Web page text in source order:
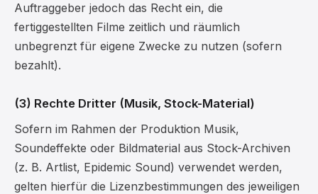
Auftraggeber jedoch das Recht ein, die
fertiggestellten Filme zeitlich und räumlich
unbegrenzt für eigene Zwecke zu nutzen (sofern
bezahlt).
(3) Rechte Dritter (Musik, Stock-Material)
Sofern im Rahmen der Produktion Musik,
Soundeffekte oder Bildmaterial aus Stock-Archiven
(z. B. Artlist, Epidemic Sound) verwendet werden,
gelten hierfür die Lizenzbestimmungen des jeweiligen